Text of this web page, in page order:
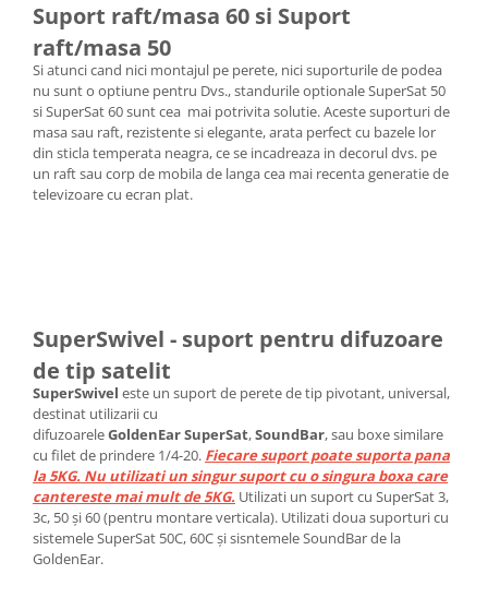
Suport raft/masa 60 si Suport
raft/masa 50
Si atunci cand nici montajul pe perete, nici suporturile de podea
nu sunt o optiune pentru Dvs., standurile optionale SuperSat 50
si SuperSat 60 sunt cea mai potrivita solutie. Aceste suporturi de
masa sau raft, rezistente si elegante, arata perfect cu bazele lor
din sticla temperata neagra, ce se incadreaza in decorul dvs. pe
un raft sau corp de mobila de langa cea mai recenta generatie de
televizoare cu ecran plat.
SuperSwivel - suport pentru difuzoare
de tip satelit
SuperSwivel este un suport de perete de tip pivotant, universal,
destinat utilizarii cu
difuzoareleGoldenEarSuperSat,SoundBar, sau boxe similare
cu filet de prindere 1/4-20. Fiecare suport poate suporta pana
la 5KG. Nu utilizati un singur suport cu o singura boxa care
cantereste mai mult de 5KG. Utilizati un suport cu SuperSat 3,
3c, 50 și 60 (pentru montare verticala). Utilizati doua suporturi cu
sistemele SuperSat 50C, 60C și sisntemele SoundBar de la
GoldenEar.